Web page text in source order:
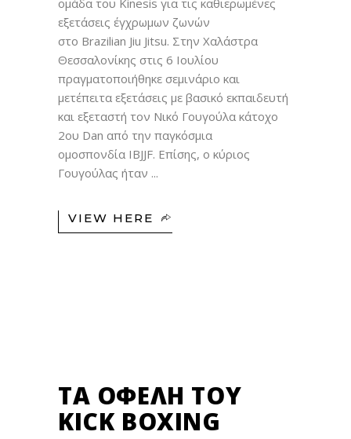
ομάδα του Kinesis για τις καθιερωμένες
εξετάσεις έγχρωμων ζωνών
στο Brazilian Jiu Jitsu. Στην Xαλάστρα
Θεσσαλονίκης στις 6 Ιουλίου
πραγματοποιήθηκε σεμινάριο και
μετέπειτα εξετάσεις με βασικό εκπαιδευτή
και εξεταστή τον Νικό Γουγούλα κάτοχο
2ου Dan από την παγκόσμια
ομοσπονδία IBJJF. Επίσης, ο κύριος
Γουγούλας ήταν
VIEW HERE
ΤΑ ΟΦΈΛΗ ΤΟΥ
KICK BOXING